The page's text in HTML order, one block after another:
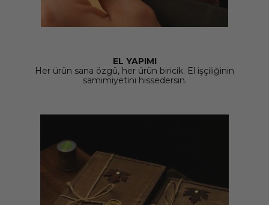
EL YAPIMI
Her ürün sana özgü, her ürün biricik. El işçiliğinin
samimiyetini hissedersin.